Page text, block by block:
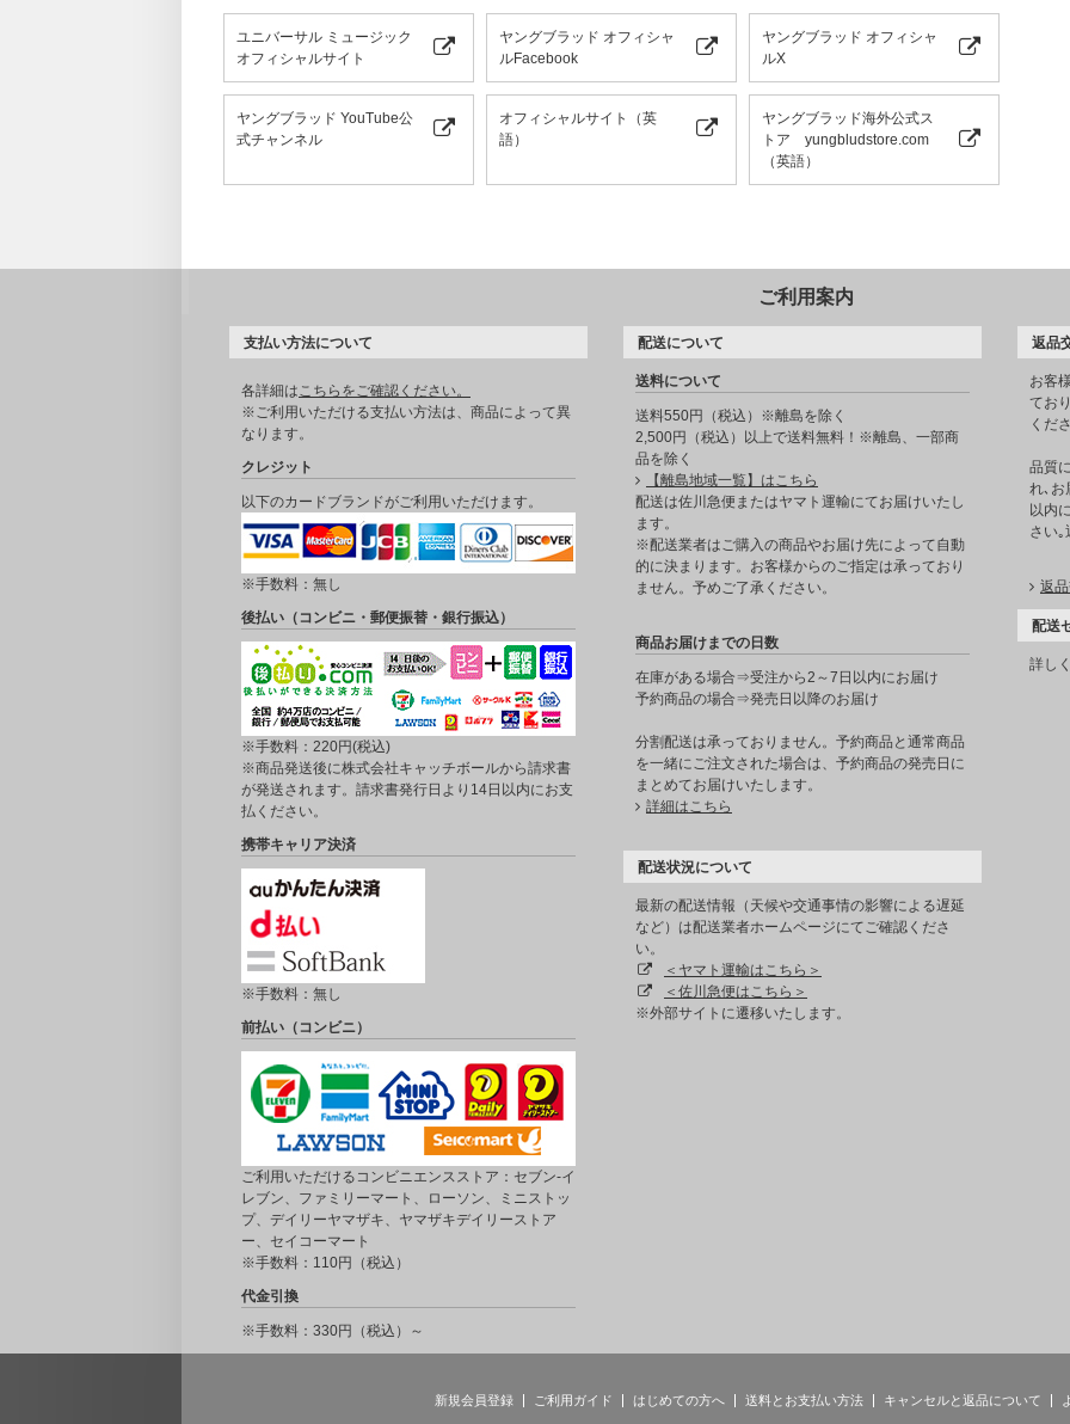
ユニバーサル ミュージック
オフィシャルサイト
ヤングブラッド オフィシャ
ルFacebook
ヤングブラッド オフィシャ
ルX
ヤングブラッド YouTube公
式チャンネル
オフィシャルサイト（英
語）
ヤングブラッド海外公式ス
トア yungbludstore.com
（英語）
ご利用案内
支払い方法について
各詳細はこちらをご確認ください。
※ご利用いただける支払い方法は、商品によって異
なります。
クレジット
以下のカードブランドがご利用いただけます。
※手数料：無し
後払い（コンビニ・郵便振替・銀行振込）
※手数料：220円(税込)
※商品発送後に株式会社キャッチボールから請求書
が発送されます。請求書発行日より14日以内にお支
払ください。
携帯キャリア決済
※手数料：無し
前払い（コンビニ）
ご利用いただけるコンビニエンスストア：セブン-イ
レブン、ファミリーマート、ローソン、ミニストッ
プ、デイリーヤマザキ、ヤマザキデイリーストア
ー、セイコーマート
※手数料：110円（税込）
代金引換
※手数料：330円（税込）～
配送について
送料について
送料550円（税込）※離島を除く
2,500円（税込）以上で送料無料！※離島、一部商
品を除く
【離島地域一覧】はこちら
配送は佐川急便またはヤマト運輸にてお届けいたし
ます。
※配送業者はご購入の商品やお届け先によって自動
的に決まります。お客様からのご指定は承っており
ません。予めご了承ください。
商品お届けまでの日数
在庫がある場合⇒受注から2～7日以内にお届け
予約商品の場合⇒発売日以降のお届け
分割配送は承っておりません。予約商品と通常商品
を一緒にご注文された場合は、予約商品の発売日に
まとめてお届けいたします。
詳細はこちら
配送状況について
最新の配送情報（天候や交通事情の影響による遅延
など）は配送業者ホームページにてご確認くださ
い。
＜ヤマト運輸はこちら＞
＜佐川急便はこちら＞
※外部サイトに遷移いたします。
返品
お客
てお
くだ
品質
れ､お
以内
さい｡
返
配送
詳し
新規会員登録 ご利用ガイド はじめての方へ 送料とお支払い方法 キャンセルと返品について